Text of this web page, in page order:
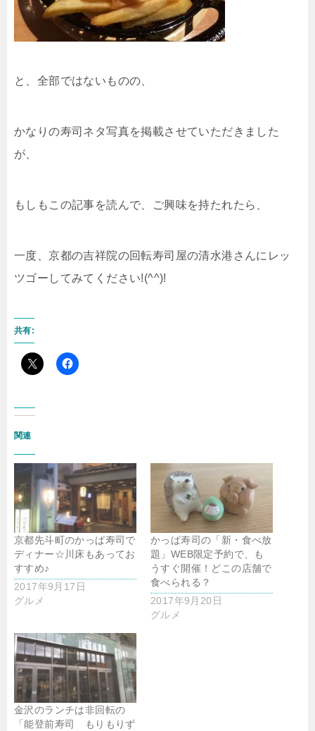
と、全部ではないものの、
かなりの寿司ネタ写真を掲載させていただきました
が、
もしもこの記事を読んで、ご興味を持たれたら、
一度、京都の吉祥院の回転寿司屋の清水港さんにレッ
ツゴーしてみてください!(^^)!
共有:
関連
京都先斗町のかっぱ寿司で
ディナー☆川床もあってお
すすめ♪
2017年9月17日
グルメ
かっぱ寿司の「新・食べ放
題」WEB限定予約で、も
うすぐ開催！どこの店舗で
食べられる？
2017年9月20日
グルメ
金沢のランチは非回転の
「能登前寿司 もりもりず